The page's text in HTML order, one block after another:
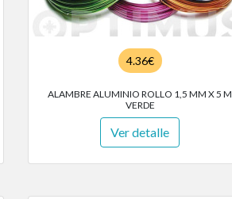
4.36€
ALAMBRE ALUMINIO ROLLO 1,5 MM X 5 M
VERDE
Ver detalle